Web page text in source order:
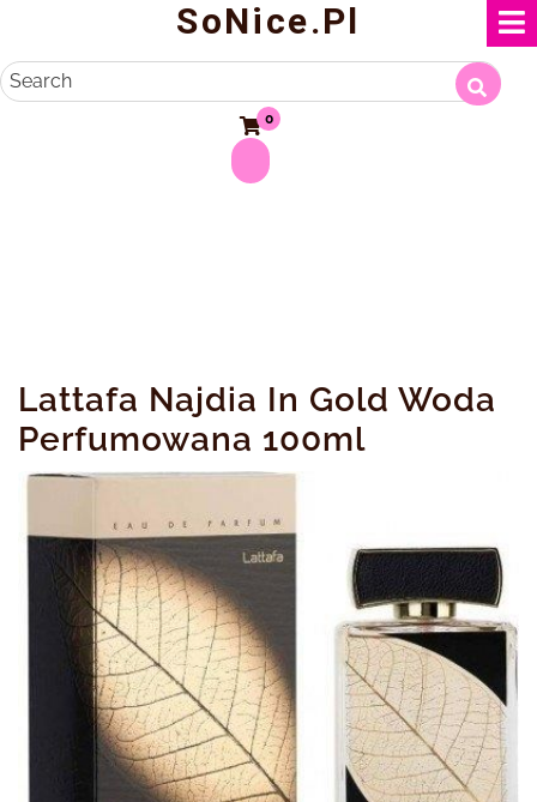
content
SoNice.pl
Search
0
Lattafa Najdia In Gold Woda
Perfumowana 100ml